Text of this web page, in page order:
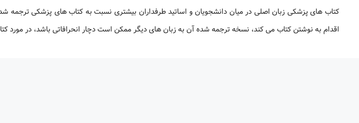
کتاب های پزشکی زبان اصلی در میان دانشجویان و اساتید طرفداران بیشتری نسبت به کتاب های پزشکی ترجمه
اقدام به نوشتن کتاب می کند، نسخه ترجمه شده آن به زبان های دیگر ممکن است دچار انحرافاتی باشد، در مورد